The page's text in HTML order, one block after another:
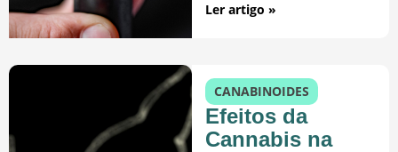
Ler artigo »
CANABINOIDES
Efeitos da
Cannabis na